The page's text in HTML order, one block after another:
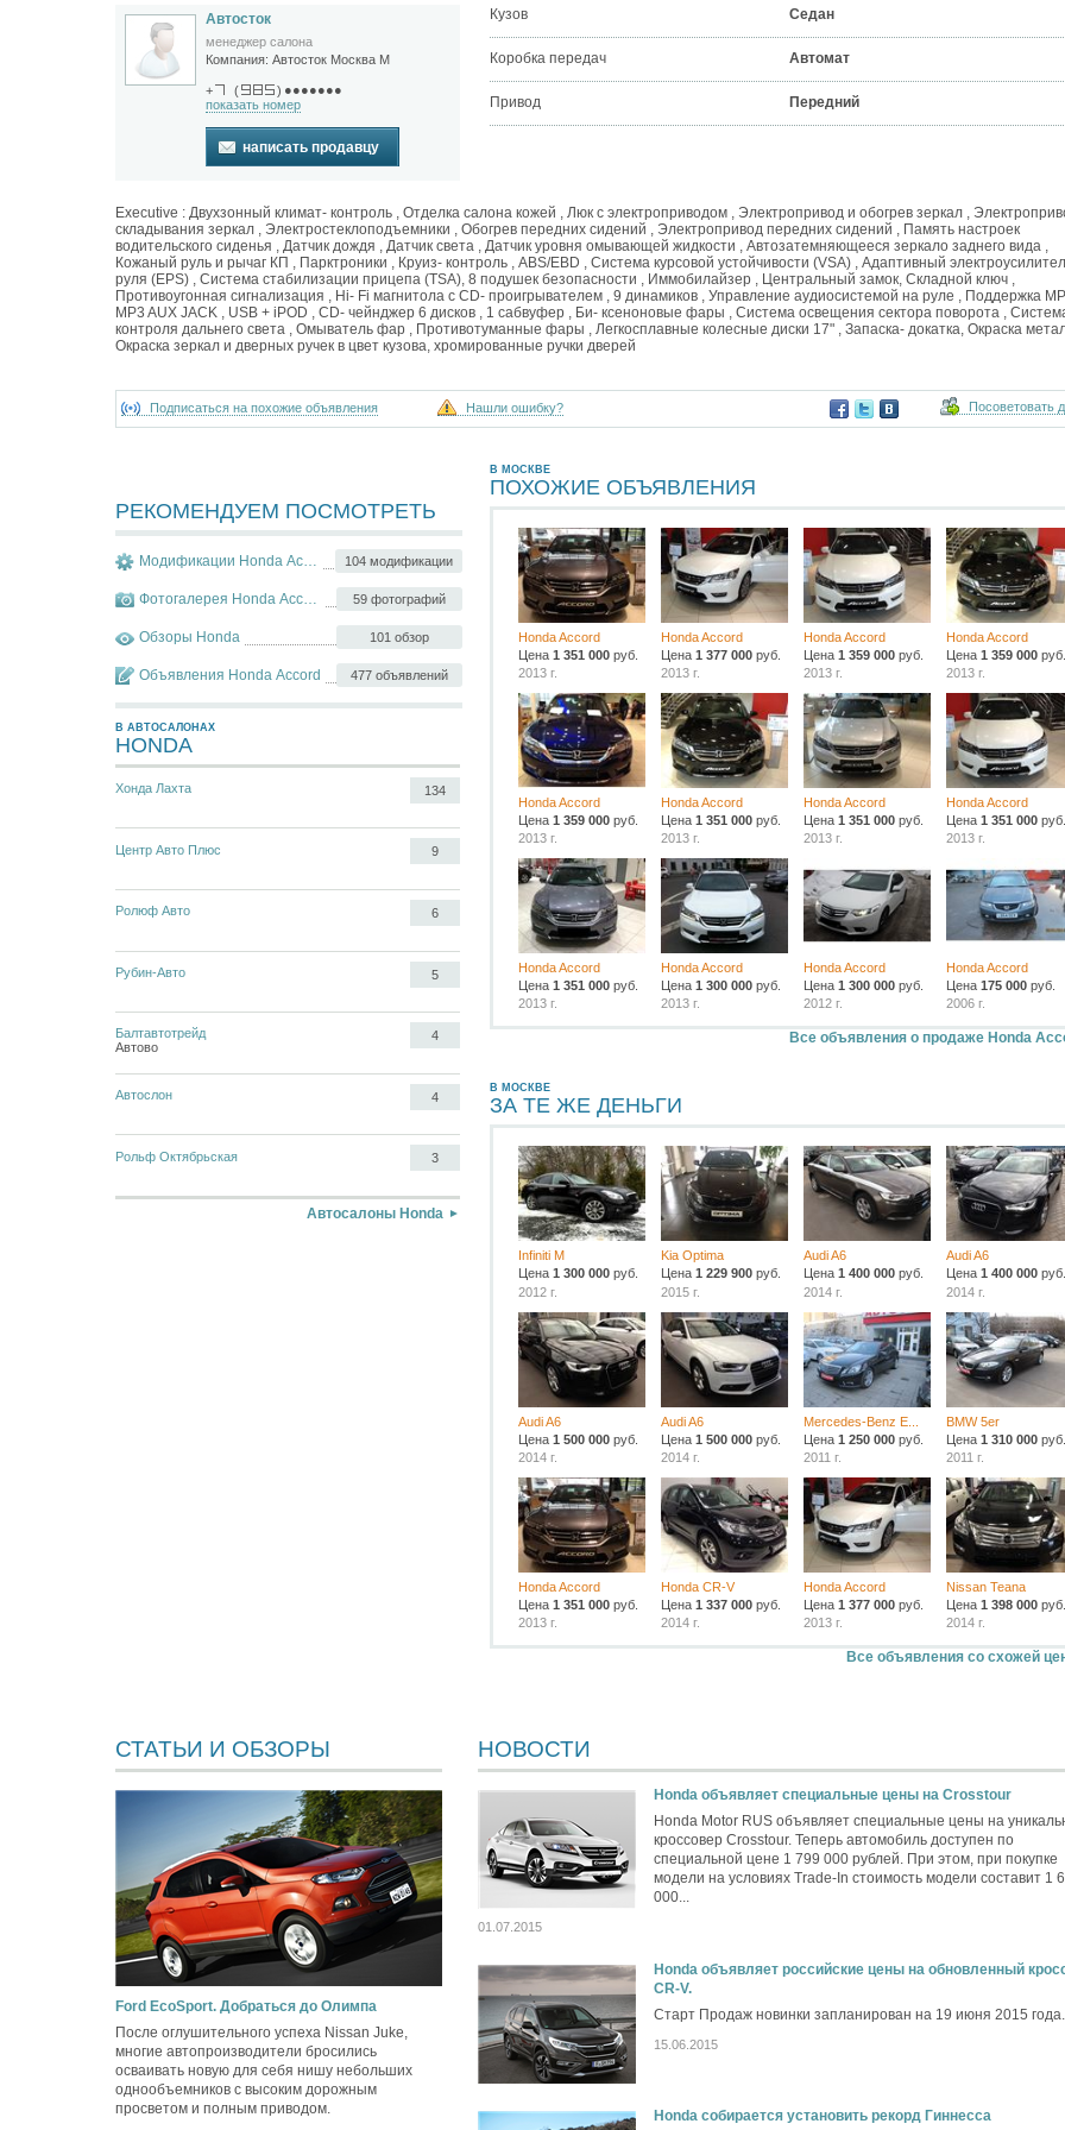
Автосток
менеджер салона
Компания: Автосток Москва М
+ ( ) ●●●●●●●
показать номер
написать продавцу
Кузов Седан
Коробка передач Автомат
Привод Передний
Executive : Двухзонный климат- контроль , Отделка салона кожей , Люк с электроприводом , Электропривод и обогрев зеркал ,
складывания зеркал , Электростеклоподъемники , Обогрев передних сидений , Электропривод передних сидений , Память настроек
водительского сиденья , Датчик дождя , Датчик света , Датчик уровня омывающей жидкости , Автозатемняющееся зеркало заднего вида ,
Кожаный руль и рычаг КП , Парктроники , Круиз- контроль , ABS/EBD , Система курсовой устойчивости (VSA) , Адаптивный
руля (EPS) , Система стабилизации прицепа (TSA), 8 подушек безопасности , Иммобилайзер , Центральный замок, Складной ключ ,
Противоугонная сигнализация , Hi- Fi магнитола с CD- проигрывателем , 9 динамиков , Управление аудиосистемой на руле , Поддержка
MP3 AUX JACK , USB + iPOD , CD- чейнджер 6 дисков , 1 сабвуфер , Би- ксеноновые фары , Система освещения сектора поворота ,
контроля дальнего света , Омыватель фар , Противотуманные фары , Легкосплавные колесные диски 17" , Запаска- докатка, Окраска
Окраска зеркал и дверных ручек в цвет кузова, хромированные ручки дверей
Посоветовать
Подписаться на похожие объявления Нашли ошибку?
РЕКОМЕНДУЕМ ПОСМОТРЕТЬ
104 модификации
Модификации Honda Accord
59 фотографий
Фотогалерея Honda Accord
101 обзор
Обзоры Honda
477 объявлений
Объявления Honda Accord
В АВТОСАЛОНАХ
HONDA
Хонда Лахта 134
Центр Авто Плюс 9
Ролюф Авто 6
Рубин-Авто 5
Балтавтотрейд
Автово
4
Автослон 4
Рольф Октябрьская 3
Автосалоны Honda
В МОСКВЕ
ПОХОЖИЕ ОБЪЯВЛЕНИЯ
Honda Accord
Цена1 351 000 руб.
2013 г.
Honda Accord
Цена1 377 000 руб.
2013 г.
Honda Accord
Цена 1 359 000руб.
2013 г.
Honda Accord
Цена 1 359 000руб.
2013 г.
Honda Accord
Цена1 359 000 руб.
2013 г.
Honda Accord
Цена1 351 000 руб.
2013 г.
Honda Accord
Цена 1 351 000руб.
2013 г.
Honda Accord
Цена 1 351 000руб.
2013 г.
Honda Accord
Цена1 351 000 руб.
2013 г.
Honda Accord
Цена1 300 000 руб.
2013 г.
Honda Accord
Цена 1 300 000руб.
2012 г.
Honda Accord
Цена 175 000руб.
2006 г.
Все объявления о продаже Honda
В МОСКВЕ
ЗА ТЕ ЖЕ ДЕНЬГИ
Infiniti M
Цена1 300 000 руб.
2012 г.
Kia Optima
Цена1 229 900 руб.
2015 г.
Audi A6
Цена 1 400 000руб.
2014 г.
Audi A6
Цена 1 400 000руб.
2014 г.
Audi A6
Цена1 500 000 руб.
2014 г.
Audi A6
Цена1 500 000 руб.
2014 г.
Mercedes-Benz E...
Цена 1 250 000руб.
2011 г.
BMW 5er
Цена 1 310 000руб.
2011 г.
Honda Accord
Цена1 351 000 руб.
2013 г.
Honda CR-V
Цена1 337 000 руб.
2014 г.
Honda Accord
Цена 1 377 000руб.
2013 г.
Nissan Teana
Цена 1 398 000руб.
2014 г.
Все объявления со схожей
СТАТЬИ И ОБЗОРЫ
Ford EcoSport. Добраться до Олимпа
После оглушительного успеха Nissan Juke,
многие автопроизводители бросились
осваивать новую для себя нишу небольших
однообъемников с высоким дорожным
просветом и полным приводом.
НОВОСТИ
Honda объявляет специальные цены на Crosstour
Honda Motor RUS объявляет специальные цены на
кроссовер Crosstour. Теперь автомобиль доступен по
специальной цене 1 799 000 рублей. При этом, при покупке
модели на условиях Trade-In стоимость модели составит 1
000...
01.07.2015
Honda объявляет российские цены на обновленный
CR-V.
Старт Продаж новинки запланирован на 19 июня 2015 года.
15.06.2015
Honda собирается установить рекорд Гиннесса